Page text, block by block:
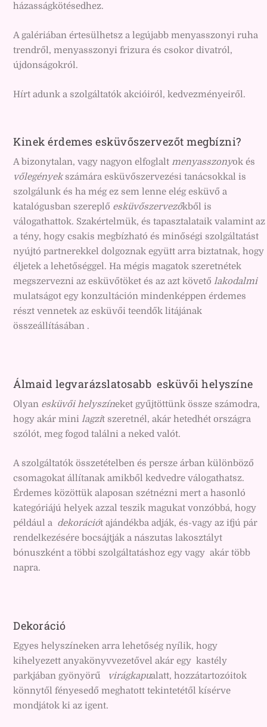
házasságkötésedhez.
A galériában értesülhetsz a legújabb menyasszonyi ruha
trendről, menyasszonyi frizura és csokor divatról,
újdonságokról.
Hírt adunk a szolgáltatók akcióiról, kedvezményeiről.
Kinek érdemes esküvőszervezőt megbízni?
A bizonytalan, vagy nagyon elfoglaltmenyasszonyok és
vőlegényekszámára esküvőszervezési tanácsokkal is
szolgálunk és ha még ez sem lenne elég esküvő a
katalógusban szereplő esküvőszervezőkből is
válogathattok. Szakértelmük, és tapasztalataik valamint az
a tény, hogy csakis megbízható és minőségi szolgáltatást
nyújtó partnerekkel dolgoznak együtt arra biztatnak, hogy
éljetek a lehetőséggel. Ha mégis magatok szeretnétek
megszervezni az esküvőtöket és az azt követőlakodalmi
mulatságot egy konzultáción mindenképpen érdemes
részt vennetek az esküvői teendők litájának
összeállításában .
Álmaid legvarázslatosabb esküvői helyszíne
Olyan esküvői helyszíneket gyűjtöttünk össze számodra,
hogy akár minilagzit szeretnél, akár hetedhét országra
szólót, meg fogod találni a neked valót.
A szolgáltatók összetételben és persze árban különböző
csomagokat állítanak amikből kedvedre válogathatsz.
Érdemes közöttük alaposan szétnézni mert a hasonló
kategóriájú helyek azzal teszik magukat vonzóbbá, hogy
például a dekorációt ajándékba adják, és-vagy az ifjú pár
rendelkezésére bocsájtják a nászutas lakosztályt
bónuszként a többi szolgáltatáshoz egy vagy akár több
napra.
Dekoráció
Egyes helyszíneken arra lehetőség nyílik, hogy
kihelyezett anyakönyvvezetővel akár egy kastély
parkjában gyönyörű virágkapualatt, hozzátartozóitok
könnytől fényesedő meghatott tekintetétől kísérve
mondjátok ki az igent.